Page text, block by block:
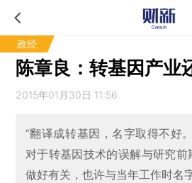
政经
陈章良：转基因产业
2015年01月30日 11:56
“翻译成转基因，名字取得不好
对于转基因技术的误解与研究
做好有关，也许与当年工作时名